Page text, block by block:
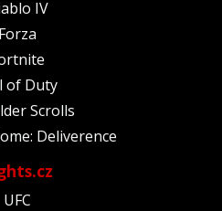
IV
Forza
of Duty
Scrolls
Deliverence
UFC